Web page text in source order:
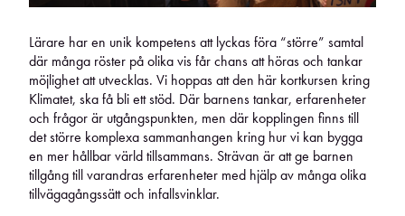
Lärare har en unik kompetens att lyckas föra “större” samtal
där många röster på olika vis får chans att höras och tankar
möjlighet att utvecklas. Vi hoppas att den här kortkursen kring
Klimatet, ska få bli ett stöd. Där barnens tankar, erfarenheter
och frågor är utgångspunkten, men där kopplingen finns till
det större komplexa sammanhangen kring hur vi kan bygga
en mer hållbar värld tillsammans. Strävan är att ge barnen
tillgång till varandras erfarenheter med hjälp av många olika
tillvägagångssätt och infallsvinklar.